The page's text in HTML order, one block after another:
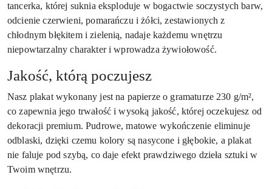
tancerka, której suknia eksploduje w bogactwie soczystych barw,
odcienie czerwieni, pomarańczu i żółci, zestawionych z
chłodnym błękitem i zielenią, nadaje każdemu wnętrzu
niepowtarzalny charakter i wprowadza żywiołowość.
Jakość, którą poczujesz
Nasz plakat wykonany jest na papierze o gramaturze 230 g/m²,
co zapewnia jego trwałość i wysoką jakość, której oczekujesz od
dekoracji premium. Pudrowe, matowe wykończenie eliminuje
odblaski, dzięki czemu kolory są nasycone i głębokie, a plakat
nie faluje pod szybą, co daje efekt prawdziwego dzieła sztuki w
Twoim wnętrzu.